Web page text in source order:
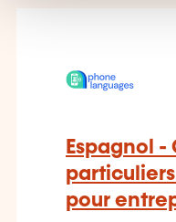
Espagnol -
pour